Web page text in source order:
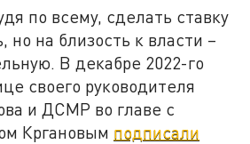
по всему, сделать ставку
но на близость к власти –
В декабре 2022-го
своего руководителя
и ДСМР во главе с
Кргановым подписали